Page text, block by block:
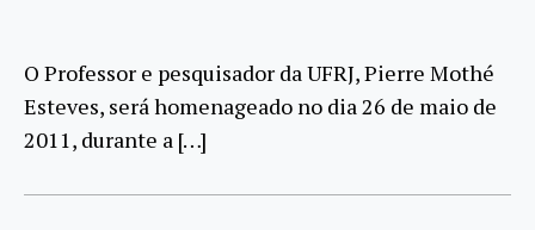
O Professor e pesquisador da UFRJ, Pierre Mothé
Esteves, será homenageado no dia 26 de maio de
2011, durante a […]